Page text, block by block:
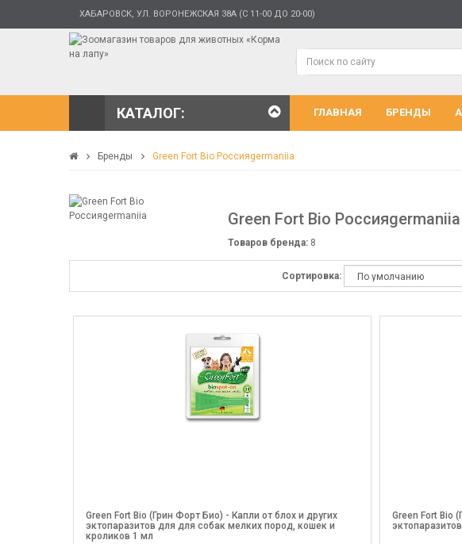
ХАБАРОВСК, УЛ. ВОРОНЕЖСКАЯ 38А (С 11-00 ДО 20-00)
КАТАЛОГ: ГЛАВНАЯ БРЕНДЫ
Бренды Green Fort Bio Россияgermaniia
Green Fort Bio Россияgermaniia
Товаров бренда: 8
Сортировка:
Green Fort Bio (Грин Форт Био) - Капли от блох и других
эктопаразитов для для собак мелких пород, кошек и
кроликов 1 мл
Green Fort Bio